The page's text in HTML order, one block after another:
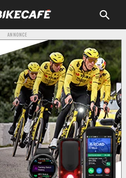
ANNONCE